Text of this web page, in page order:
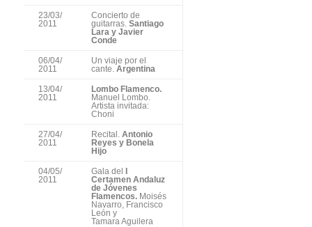
23/03/
2011
Concierto de
guitarras. Santiago
Lara y Javier
Conde
06/04/
2011
Un viaje por el
cante. Argentina
13/04/
2011
Lombo Flamenco.
Manuel Lombo.
Artista invitada:
Choni
27/04/
2011
Recital. Antonio
Reyes y Bonela
Hijo
04/05/
2011
Gala del
Certamen Andaluz
de Jóvenes
Flamencos. Moisés
Navarro, Francisco
León y
Tamara Aguilera